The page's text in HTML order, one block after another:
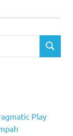
SEARCH
Play